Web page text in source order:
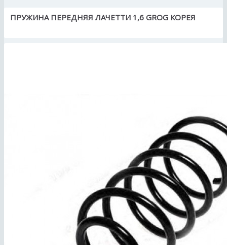
ПРУЖИНА ПЕРЕДНЯЯ ЛАЧЕТТИ 1,6 GROG КОРЕЯ